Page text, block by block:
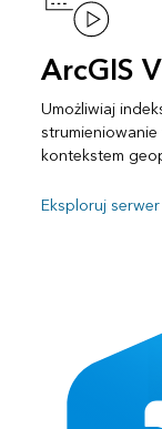
ArcGIS
Umożliwiaj
kontekstem
Eksploruj